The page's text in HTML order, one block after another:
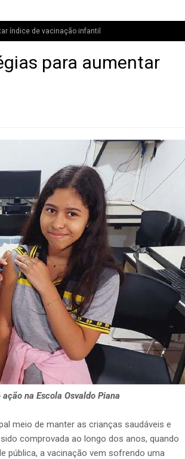
índice de vacinação infantil
para aumentar
na Escola Osvaldo Piana
meio de manter as crianças saudáveis e
comprovada ao longo dos anos, quando
pública, a vacinação vem sofrendo uma